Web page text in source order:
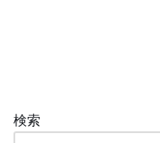
検索